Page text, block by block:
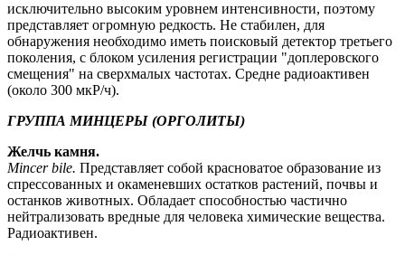
исключительно высоким уровнем интенсивности, поэтому
представляет огромную редкость. Не стабилен, для
обнаружения необходимо иметь поисковый детектор третьего
поколения, с блоком усиления регистрации "доплеровского
смещения" на сверхмалых частотах. Средне радиоактивен
(около 300 мкР/ч).
ГРУППА МИНЦЕРЫ (ОРГОЛИТЫ)
Желчь камня.
Mincer bile. Представляет собой красноватое образование из
спрессованных и окаменевших остатков растений, почвы и
останков животных. Обладает способностью частично
нейтрализовать вредные для человека химические вещества.
Радиоактивен.